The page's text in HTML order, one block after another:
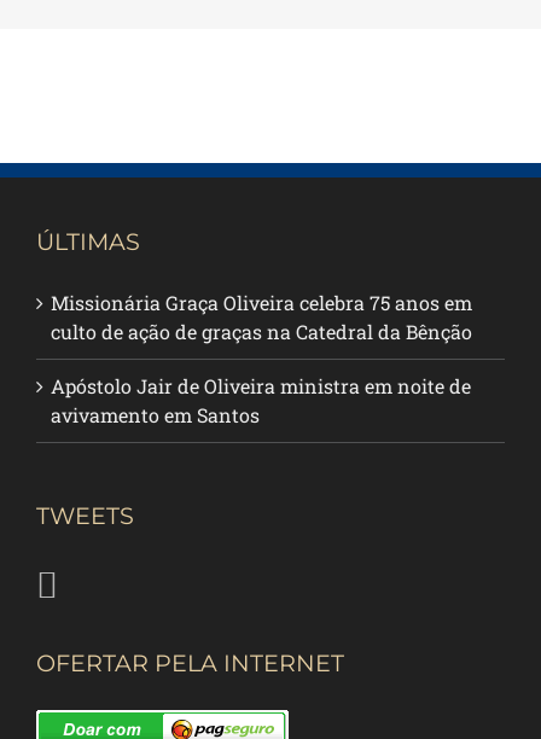
ÚLTIMAS
Missionária Graça Oliveira celebra 75 anos em
culto de ação de graças na Catedral da Bênção
Apóstolo Jair de Oliveira ministra em noite de
avivamento em Santos
TWEETS
OFERTAR PELA INTERNET